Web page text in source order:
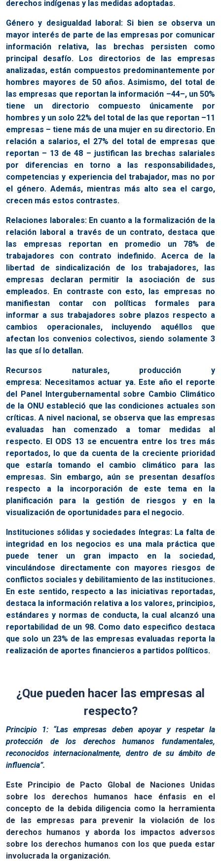
derechos indígenas y las medidas adoptadas.
Género y desigualdad laboral: Si bien se observa un
mayor interés de parte de las empresas por comunicar
información relativa, las brechas persisten como
principal desafío. Los directorios de las empresas
analizadas, están compuestos predominantemente por
hombres mayores de 50 años. Asimismo, del total de
las empresas que reportan la información –44–, un 50%
tiene un directorio compuesto únicamente por
hombres y un solo 22% del total de las que reportan –11
empresas – tiene más de una mujer en su directorio. En
relación a salarios, el 27% del total de empresas que
reportan – 13 de 48 – justifican las brechas salariales
por diferencias en torno a las responsabilidades,
competencias y experiencia del trabajador, mas no por
el género. Además, mientras más alto sea el cargo,
crecen más estos contrastes.
Relaciones laborales: En cuanto a la formalización de la
relación laboral a través de un contrato, destaca que
las empresas reportan en promedio un 78% de
trabajadores con contrato indefinido. Acerca de la
libertad de sindicalización de los trabajadores, las
empresas declaran permitir la asociación de sus
empleados. En contraste con esto, las empresas no
manifiestan contar con políticas formales para
informar a sus trabajadores sobre plazos respecto a
cambios operacionales, incluyendo aquéllos que
afectan los convenios colectivos, siendo solamente 3
las que sí lo detallan.
Recursos naturales, producción y
empresa: Necesitamos actuar ya. Este año el reporte
del Panel Intergubernamental sobre Cambio Climático
de la ONU estableció que las condiciones actuales son
críticas. A nivel nacional, se observa que las empresas
evaluadas han comenzado a tomar medidas al
respecto. El ODS 13 se encuentra entre los tres más
reportados, lo que da cuenta de la creciente prioridad
que estaría tomando el cambio climático para las
empresas. Sin embargo, aún se presentan desafíos
respecto a la incorporación de este tema en la
planificación para la gestión de riesgos y en la
visualización de oportunidades para el negocio.
Instituciones sólidas y sociedades íntegras: La falta de
integridad en los negocios es una mala práctica que
puede tener un gran impacto en la sociedad,
vinculándose directamente con mayores riesgos de
conflictos sociales y debilitamiento de las instituciones.
En este sentido, respecto a las iniciativas reportadas,
destaca la información relativa a los valores, principios,
estándares y normas de conducta, la cual alcanzó una
reportabilidad de un 98. Como dato especifico destaca
que solo un 23% de las empresas evaluadas reporta la
realización de aportes financieros a partidos políticos.
¿Que pueden hacer las empresas al
respecto?
Principio 1: “Las empresas deben apoyar y respetar la
protección de los derechos humanos fundamentales,
reconocidos internacionalmente, dentro de su ámbito de
influencia”.
Este Principio de Pacto Global de Naciones Unidas
sobre los derechos humanos hace énfasis en el
concepto de la debida diligencia como la herramienta
de las empresas para prevenir la violación de los
derechos humanos y aborda los impactos adversos
sobre los derechos humanos con los que pueda estar
involucrada la organización.